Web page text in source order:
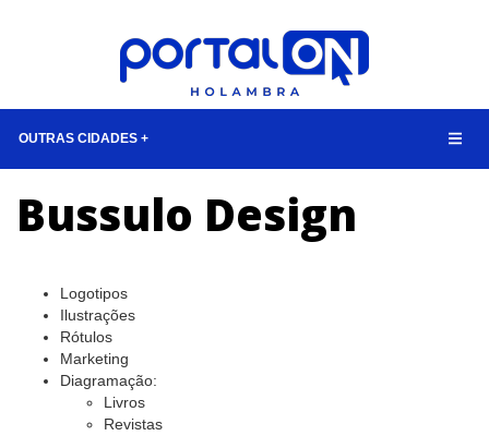
OUTRAS CIDADES +
NOTÍCIAS
LISTA DIGITAL
CONTATO
ANUNCIE
Bussulo Design
Logotipos
Ilustrações
Rótulos
Marketing
Diagramação:
Livros
Revistas